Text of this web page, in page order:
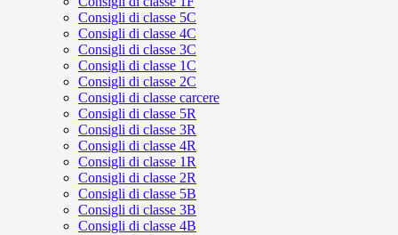
Consigli di classe 5C
Consigli di classe 4C
Consigli di classe 3C
Consigli di classe 1C
Consigli di classe 2C
Consigli di classe carcere
Consigli di classe 5R
Consigli di classe 3R
Consigli di classe 4R
Consigli di classe 1R
Consigli di classe 2R
Consigli di classe 5B
Consigli di classe 3B
Consigli di classe 4B